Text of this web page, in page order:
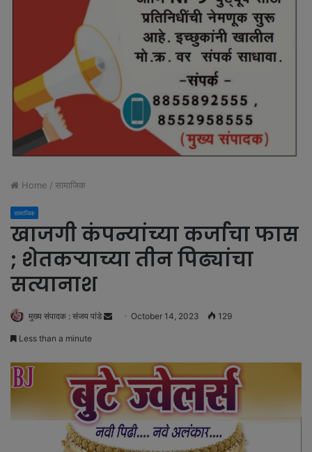
Home / सामाजिक
सामाजिक
खाजगी कंपन्यांच्या कर्जाचा फास
; शेतकऱ्याच्या तीन पिढ्यांचा
सत्यानाश
मुख्य संपादक : संजय पांडे
d
a
n
e
m
a
October 14, 2023 129
Less than a minute